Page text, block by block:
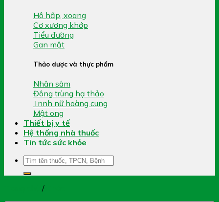
Hô hấp, xoang
Cơ xương khớp
Tiểu đường
Gan mật
Thảo dược và thực phẩm
Nhân sâm
Đông trùng hạ thảo
Trinh nữ hoàng cung
Mật ong
Thiết bị y tế
Hệ thống nhà thuốc
Tin tức sức khỏe
Tìm
kiếm:
/